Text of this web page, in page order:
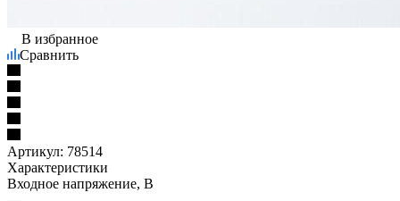
В избранное
Сравнить
Артикул: 78514
Характеристики
Входное напряжение, В